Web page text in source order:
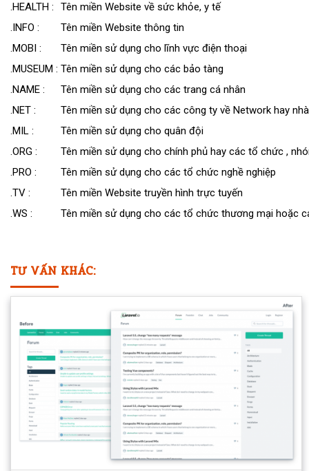
.HEALTH :
Tên miền Website về sức khỏe, y tế
.INFO :
Tên miền Website thông tin
.MOBI :
Tên miền sử dụng cho lĩnh vực điện thoại
.MUSEUM : Tên miền sử dụng cho các bảo tàng
.NAME :
Tên miền sử dụng cho các trang cá nhân
.NET :
Tên miền sử dụng cho các công ty về Network hay
.MIL :
Tên miền sử dụng cho quân đội
.ORG :
Tên miền sử dụng cho chính phủ hay các tổ chức ,
.PRO :
Tên miền sử dụng cho các tổ chức nghề nghiệp
.TV :
Tên miền Website truyền hình trực tuyến
.WS :
Tên miền sử dụng cho các tổ chức thương mại hoặc
TƯ VẤN KHÁC: